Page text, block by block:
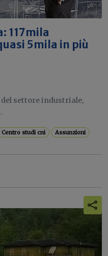
117mila
5mila in più
settore industriale,
Centro studi cni Assunzioni